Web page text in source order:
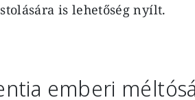
is lehetőség nyílt.
emberi